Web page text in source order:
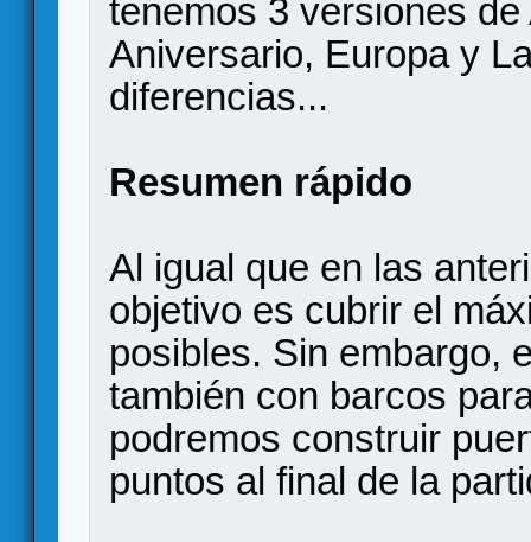
tenemos 3 versiones
Aniversario, Europa y
diferencias...
Resumen rápido
Al igual que en las
objetivo es cubrir el
posibles. Sin embargo,
también con barcos
podremos construir
puntos al final de la